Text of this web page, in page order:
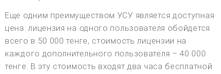
Еще одним преимуществом УСУ является доступная
цена: лицензия на одного пользователя обойдется
всего в 50 000 тенге, стоимость лицензии на
каждого дополнительного пользователя – 40 000
тенге. В эту стоимость входят два часа бесплатной